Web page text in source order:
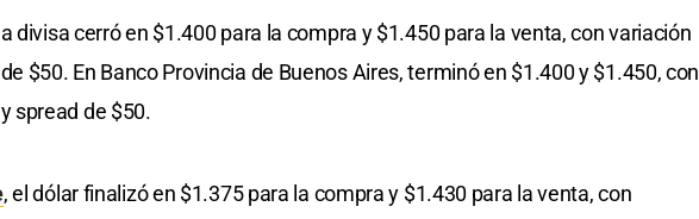
divisa cerró en $1.400 para la compra y $1.450 para la venta, con variación
$50. En Banco Provincia de Buenos Aires, terminó en $1.400 y $1.450, con
spread de $50.
, el dólar finalizó en $1.375 para la compra y $1.430 para la venta, con